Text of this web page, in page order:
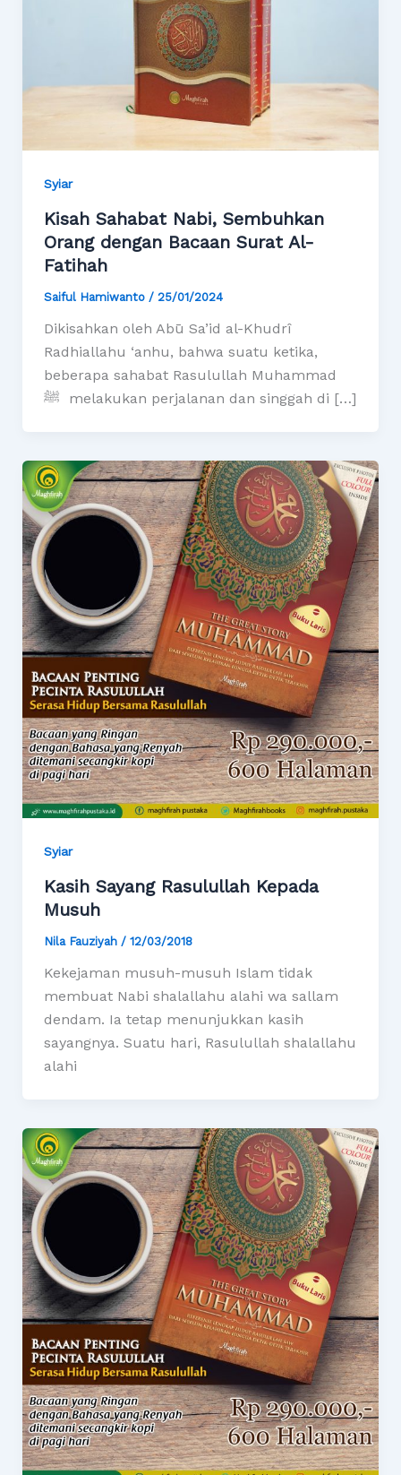
Syiar
Kisah Sahabat Nabi, Sembuhkan
Orang dengan Bacaan Surat Al-
Fatihah
Saiful Hamiwanto / 25/01/2024
Dikisahkan oleh Abū Sa’id al-Khudrî
Radhiallahu ‘anhu, bahwa suatu ketika,
beberapa sahabat Rasulullah Muhammad
ﷺ melakukan perjalanan dan singgah di […]
Syiar
Kasih Sayang Rasulullah Kepada
Musuh
Nila Fauziyah / 12/03/2018
Kekejaman musuh-musuh Islam tidak
membuat Nabi shalallahu alahi wa sallam
dendam. Ia tetap menunjukkan kasih
sayangnya. Suatu hari, Rasulullah shalallahu
alahi